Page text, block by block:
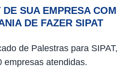
SUA EMPRESA COM
DE FAZER SIPAT
de Palestras para SIPAT,
empresas atendidas.